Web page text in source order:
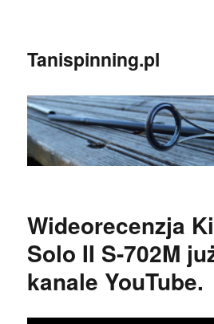
Tanispinning.pl
Wideorecenzja
Solo II S-702M
kanale YouTube.